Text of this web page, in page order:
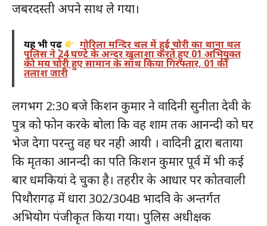
जबरदस्ती अपने साथ ले गया।
यह भी पढ़ें गोरिला मन्दिर थल में हुई चोरी का थाना थल
पुलिस ने 24 घण्टे के अन्दर खुलाशा करते हुए 01 अभियुक्त
को मय चोरी हुए सामान के साथ किया गिरफ्तार, 01 की
तलाश जारी
लगभग 2:30 बजे किशन कुमार ने वादिनी सुनीता देवी के
पुत्र को फोन करके बोला कि वह शाम तक आनन्दी को घर
भेज देगा परन्तु वह घर नही आयी । वादिनी द्वारा बताया
कि मृतका आनन्दी का पति किशन कुमार पूर्व में भी कई
बार धमकियां दे चुका है। तहरीर के आधार पर कोतवाली
पिथौरागढ़ में धारा 302/304B भादवि के अन्तर्गत
अभियोग पंजीकृत किया गया। पुलिस अधीक्षक